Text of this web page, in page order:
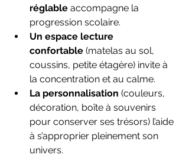
réglable accompagne la
progression scolaire.
Un espace lecture
confortable (matelas au sol,
coussins, petite étagère) invite à
la concentration et au calme.
La personnalisation (couleurs,
décoration, boîte à souvenirs
pour conserver ses trésors) l’aide
à s’approprier pleinement son
univers.